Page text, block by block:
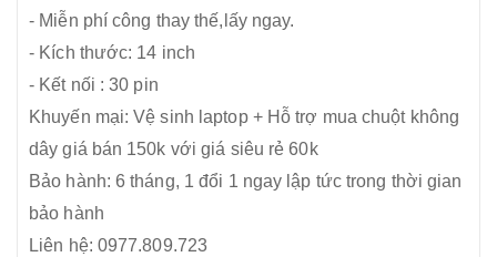
- Miễn phí công thay thế,lấy ngay.
- Kích thước: 14 inch
- Kết nối : 30 pin
Khuyến mại: Vệ sinh laptop + Hỗ trợ mua chuột không
dây giá bán 150k với giá siêu rẻ 60k
Bảo hành: 6 tháng, 1 đổi 1 ngay lập tức trong thời gian
bảo hành
Liên hệ: 0977.809.723